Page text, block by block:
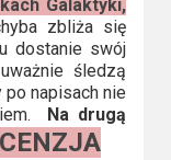
Galaktyki,
zbliża się
dostanie swój
śledzą
napisach nie
Na drugą